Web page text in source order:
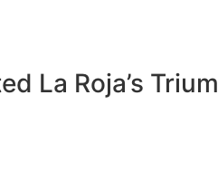
La Roja’s